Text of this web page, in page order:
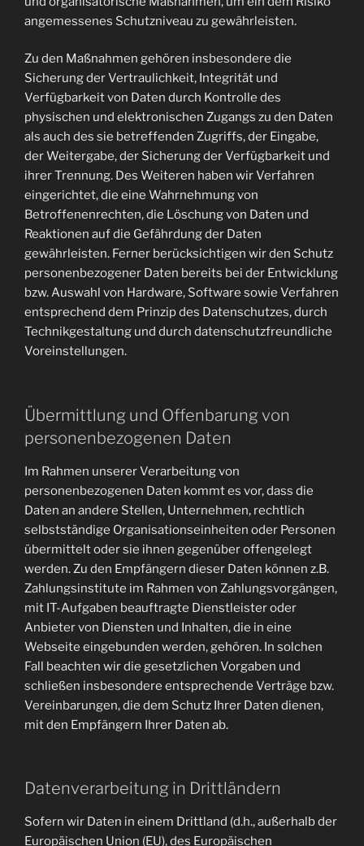
angemessenes Schutzniveau zu gewährleisten.
Zu den Maßnahmen gehören insbesondere die
Sicherung der Vertraulichkeit, Integrität und
Verfügbarkeit von Daten durch Kontrolle des
physischen und elektronischen Zugangs zu den Daten
als auch des sie betreffenden Zugriffs, der Eingabe,
der Weitergabe, der Sicherung der Verfügbarkeit und
ihrer Trennung. Des Weiteren haben wir Verfahren
eingerichtet, die eine Wahrnehmung von
Betroffenenrechten, die Löschung von Daten und
Reaktionen auf die Gefährdung der Daten
gewährleisten. Ferner berücksichtigen wir den Schutz
personenbezogener Daten bereits bei der Entwicklung
bzw. Auswahl von Hardware, Software sowie Verfahren
entsprechend dem Prinzip des Datenschutzes, durch
Technikgestaltung und durch datenschutzfreundliche
Voreinstellungen.
Übermittlung und Offenbarung von
personenbezogenen Daten
Im Rahmen unserer Verarbeitung von
personenbezogenen Daten kommt es vor, dass die
Daten an andere Stellen, Unternehmen, rechtlich
selbstständige Organisationseinheiten oder Personen
übermittelt oder sie ihnen gegenüber offengelegt
werden. Zu den Empfängern dieser Daten können z.B.
Zahlungsinstitute im Rahmen von Zahlungsvorgängen,
mit IT-Aufgaben beauftragte Dienstleister oder
Anbieter von Diensten und Inhalten, die in eine
Webseite eingebunden werden, gehören. In solchen
Fall beachten wir die gesetzlichen Vorgaben und
schließen insbesondere entsprechende Verträge bzw.
Vereinbarungen, die dem Schutz Ihrer Daten dienen,
mit den Empfängern Ihrer Daten ab.
Datenverarbeitung in Drittländern
Sofern wir Daten in einem Drittland (d.h., außerhalb der
Europäischen Union (EU), des Europäischen